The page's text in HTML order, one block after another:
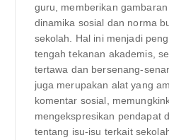
guru, memberikan
dinamika sosial dan norma
sekolah. Hal ini menjadi
tengah tekanan akademis,
tertawa dan bersenang-
juga merupakan alat yang
komentar sosial,
mengekspresikan pendapat
tentang isu-isu terkait